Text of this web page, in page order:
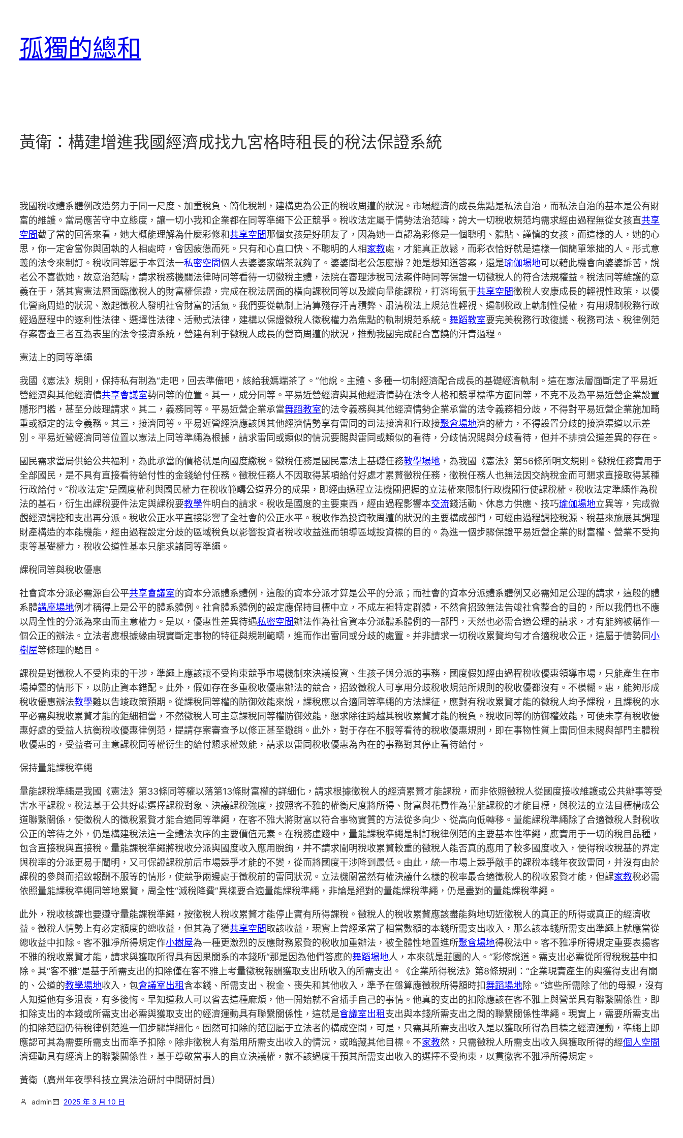
孤獨的總和
黃衛：構建增進我國經濟成找九宮格時租長的稅法保證系統
我國稅收體系體例改造努力于同一尺度、加重稅負、簡化稅制，建構更為公正的稅收周遭的狀況。市場經濟的成長焦點是私法自治，而私法自治的基本是公有財
富的維護。當局應苦守中立態度，讓一切小我和企業都在同等準繩下公正競爭。稅收法定屬于情勢法治范疇，誇大一切稅收規范均需求經由過程無從女孩直共享
空間截了當的回答來看，她大概能理解為什麼彩修和共享空間那個女孩是好朋友了，因為她一直認為彩修是一個聰明、體貼、謹慎的女孩，而這樣的人，她的心
思，你一定會當你與固執的人相處時，會因疲憊而死。只有和心直口快、不聰明的人相家教處，才能真正放鬆，而彩衣恰好就是這樣一個簡單笨拙的人。形式意
義的法令來制訂。稅收同等屬于本質法一私密空間個人去婆婆家端茶就夠了。婆婆問老公怎麼辦？她是想知道答案，還是瑜伽場地可以藉此機會向婆婆訴苦，說
老公不喜歡她，故意治范疇，請求稅務機關法律時同等看待一切徵稅主體，法院在審理涉稅司法案件時同等保證一切徵稅人的符合法規權益。稅法同等維護的意
義在于，落其實憲法層面臨徵稅人的財富權保證，完成在稅法層面的橫向課稅同等以及縱向量能課稅，打消晦氣于共享空間徵稅人安康成長的輕視性政策，以優
化營商周遭的狀況、激起徵稅人發明社會財富的活氣。我們要從軌制上清算殘存汗青積弊、肅清稅法上規范性輕視、遏制稅政上軌制性侵權，有用規制稅務行政
經過歷程中的逐利性法律、選擇性法律、活動式法律，建構以保證徵稅人徵稅權力為焦點的軌制規范系統。 舞蹈教室要完美稅務行政復議、稅務司法、稅律例范
存案審查三者互為表里的法令接濟系統，營建有利于徵稅人成長的營商周遭的狀況，推動我國完成配合富饒的汗青過程。
憲法上的同等準繩
我國《憲法》規則，保持私有制為“走吧，回去準備吧，該給我媽端茶了。”他說。主體、多種一切制經濟配合成長的基礎經濟軌制。這在憲法層面斷定了平易近
營經濟與其他經濟情共享會議室勢同等的位置。其一，成分同等。平易近營經濟與其他經濟情勢在法令人格和競爭標準方面同等，不克不及為平易近營企業設置
隱形門檻，甚至分歧理請求。其二，義務同等。平易近營企業承當舞蹈教室的法令義務與其他經濟情勢企業承當的法令義務相分歧，不得對平易近營企業施加畸
重或額定的法令義務。其三，接濟同等。平易近營經濟應該與其他經濟情勢享有雷同的司法接濟和行政接聚會場地濟的權力，不得設置分歧的接濟渠道以示差
別。平易近營經濟同等位置以憲法上同等準繩為根據，請求雷同或類似的情況要賜與雷同或類似的看待，分歧情況賜與分歧看待，但并不排擠公道差異的存在。
國民需求當局供給公共福利，為此承當的價格就是向國度繳稅。徵稅任務是國民憲法上基礎任務教學場地 ，為我國《憲法》第56條所明文規則。徵稅任務實用于
全部國民，是不具有直接看待給付性的金錢給付任務。徵稅任務人不因取得某項給付好處才累贅徵稅任務，徵稅任務人也無法因交納稅金而可懇求直接取得某種
行政給付。“稅收法定”是國度權利與國民權力在稅收範疇公道界分的成果，即經由過程立法機關把握的立法權來限制行政機關行使課稅權。稅收法定準繩作為稅
法的基石，衍生出課稅要件法定與課稅要教學件明白的請求。稅收是國度的主要東西，經由過程影響本交流錢活動、休息力供應、技巧瑜伽場地立異等，完成微
觀經濟調控和支出再分派。稅收公正水平直接影響了全社會的公正水平。稅收作為投資軟周遭的狀況的主要構成部門，可經由過程調控稅源、稅基來施展其調理
財產構造的本能機能，經由過程設定分歧的區域稅負以影響投資者稅收收益進而領導區域投資標的目的。為進一個步驟保證平易近營企業的財富權、營業不受拘
束等基礎權力，稅收公道性基本只能求諸同等準繩。
課稅同等與稅收優惠
社會資本分派必需源自公平共享會議室的資本分派體系體例，這般的資本分派才算是公平的分派；而社會的資本分派體系體例又必需知足公理的請求，這般的體
系體講座場地例才稱得上是公平的體系體例。社會體系體例的設定應保持目標中立，不成左袒特定群體，不然會招致無法告竣社會整合的目的，所以我們也不應
以周全性的分派為來由而主意權力。是以，優惠性差異待遇私密空間辦法作為社會資本分派體系體例的一部門，天然也必需合適公理的請求，才有能夠被稱作一
個公正的辦法。立法者應根據緣由現實斷定事物的特征與規制範疇，進而作出雷同或分歧的處置。并非請求一切稅收累贅均勻才合適稅收公正，這屬于情勢同小
樹屋等條理的題目。
課稅是對徵稅人不受拘束的干涉，準繩上應該讓不受拘束競爭市場機制來決議投資、生孩子與分派的事務，國度假如經由過程稅收優惠領導市場，只能產生在市
場掉靈的情形下，以防止資本錯配。此外，假如存在多重稅收優惠辦法的競合，招致徵稅人可享用分歧稅收規范所規則的稅收優都沒有。不模糊。惠，能夠形成
稅收優惠辦法教學難以告竣政策預期。從課稅同等權的防御效能來說，課稅應以合適同等準繩的方法課征，應對有稅收累贅才能的徵稅人均予課稅，且課稅的水
平必需與稅收累贅才能的鉅細相當，不然徵稅人可主意課稅同等權防御效能，懇求除往跨越其稅收累贅才能的稅負。稅收同等的防御權效能，可使未享有稅收優
惠好處的受益人抗衡稅收優惠律例范，提請存案審查予以修正甚至撤銷。此外，對于存在不服等看待的稅收優惠規則，即在事物性質上雷同但未賜與部門主體稅
收優惠的，受益者可主意課稅同等權衍生的給付懇求權效能，請求以雷同稅收優惠為內在的事務對其停止看待給付。
保持量能課稅準繩
量能課稅準繩是我國《憲法》第33條同等權以落第13條財富權的詳細化，請求根據徵稅人的經濟累贅才能課稅，而非依照徵稅人從國度接收維護或公共辦事等受
害水平課稅。稅法基于公共好處選擇課稅對象、決議課稅強度，按照客不雅的權衡尺度將所得、財富與花費作為量能課稅的才能目標，與稅法的立法目標構成公
道聯繫關係，使徵稅人的徵稅累贅才能合適同等準繩，在客不雅大將財富以符合事物實質的方法從多向少、從高向低轉移。量能課稅準繩除了合適徵稅人對稅收
公正的等待之外，仍是構建稅法這一全體法次序的主要價值元素。在稅務虛踐中，量能課稅準繩是制訂稅律例范的主要基本性準繩，應實用于一切的稅目品種，
包含直接稅與直接稅。量能課稅準繩將稅收分派與國度收入應用脫鉤，并不請求闡明稅收累贅較重的徵稅人能否真的應用了較多國度收入，使得稅收稅基的界定
與稅率的分派更易于闡明，又可保證課稅前后市場競爭才能的不變，從而將國度干涉降到最低。由此，統一市場上競爭敵手的課稅本錢年夜致雷同，并沒有由於
課稅的參與而招致報酬不服等的情形，使競爭兩邊處于徵稅前的雷同狀況。立法機關當然有權決議什么樣的稅率最合適徵稅人的稅收累贅才能，但課家教稅必需
依照量能課稅準繩同等地累贅，周全性“減稅降費”異樣要合適量能課稅準繩，非論是絕對的量能課稅準繩，仍是盡對的量能課稅準繩。
此外，稅收核課也要遵守量能課稅準繩，按徵稅人稅收累贅才能停止實有所得課稅。徵稅人的稅收累贅應該盡能夠地切近徵稅人的真正的所得或真正的經濟收
益。徵稅人情勢上有必定額度的總收益，但其為了獲共享空間取該收益，現實上曾經承當了相當數額的本錢所需支出收入，那么該本錢所需支出準繩上就應當從
總收益中扣除。客不雅凈所得規定作小樹屋為一種更激烈的反應財務累贅的稅收加重辦法，被全體性地置進所聚會場地得稅法中。客不雅凈所得規定重要表揚客
不雅的稅收累贅才能，請求與獲取所得具有因果關系的本錢所“那是因為他們答應的舞蹈場地人，本來就是莊園的人。”彩修說道。需支出必需從所得稅稅基中扣
除。其“客不雅”是基于所需支出的扣除僅在客不雅上考量徵稅報酬獲取支出所收入的所需支出。《企業所得稅法》第8條規則：“企業現實產生的與獲得支出有關
的、公道的教學場地收入，包會議室出租含本錢、所需支出、稅金、喪失和其他收入，準予在盤算應徵稅所得額時扣舞蹈場地除。”這些所需除了他的母親，沒有
人知道他有多沮喪，有多後悔。早知道救人可以省去這種麻煩，他一開始就不會插手自己的事情。他真的支出的扣除應該在客不雅上與營業具有聯繫關係性，即
扣除支出的本錢或所需支出必需與獲取支出的經濟運動具有聯繫關係性，這就是會議室出租支出與本錢所需支出之間的聯繫關係性準繩。現實上，需要所需支出
的扣除范圍仍待稅律例范進一個步驟詳細化。固然可扣除的范圍屬于立法者的構成空間，可是，只需其所需支出收入是以獲取所得為目標之經濟運動，準繩上即
應認可其為需要所需支出而準予扣除。除非徵稅人有濫用所需支出收入的情況，或暗藏其他目標。不家教然，只需徵稅人所需支出收入與獲取所得的經個人空間
濟運動具有經濟上的聯繫關係性，基于尊敬當事人的自立決議權，就不該過度干預其所需支出收入的選擇不受拘束，以貫徹客不雅凈所得規定。
黃衛（廣州年夜學科技立異法治研討中間研討員）
admin 2025 年 3 月 10 日